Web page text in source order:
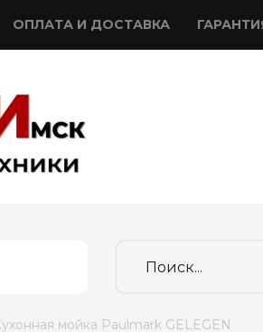
ОПЛАТА И ДОСТАВКА
мойка Paulmark GELEGEN